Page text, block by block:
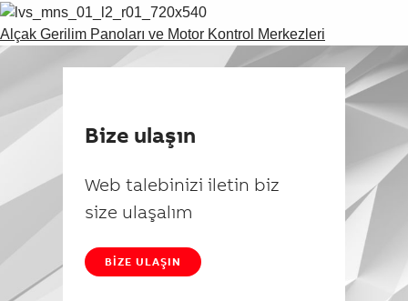
Alçak Gerilim Panoları ve Motor Kontrol Merkezleri
Bize ulaşın
Web talebinizi iletin biz
size ulaşalım
BIZE ULAŞIN